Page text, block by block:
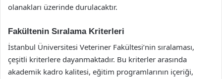
olanakları üzerinde durulacaktır.
Fakültenin Sıralama Kriterleri
İstanbul Üniversitesi Veteriner Fakültesi’nin sıralaması,
çeşitli kriterlere dayanmaktadır. Bu kriterler arasında
akademik kadro kalitesi, eğitim programlarının içeriği,